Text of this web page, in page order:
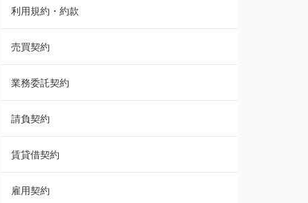
覚書・合意書・同意書
承諾書
雇用契約
その他契約・書面
売買契約
株主総会議事録・関連書類
利用規約・約款
売買契約
業務委託契約
請負契約
賃貸借契約
雇用契約